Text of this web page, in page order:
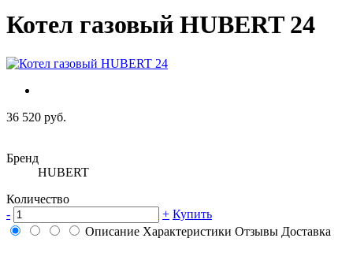
Котел газовый HUBERT 24
36 520 руб.
Бренд
HUBERT
Количество
-
+ Купить
Описание Характеристики Отзывы Доставка